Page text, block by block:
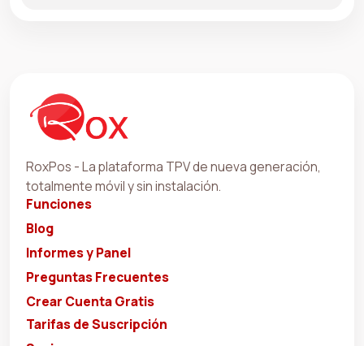
RoxPos - La plataforma TPV de nueva generación,
totalmente móvil y sin instalación.
Funciones
Blog
Informes y Panel
Preguntas Frecuentes
Crear Cuenta Gratis
Tarifas de Suscripción